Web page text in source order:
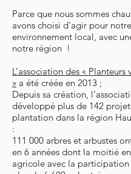
Parce que nous sommes
avons choisi d'agir pour notre
environnement local, avec
notre région !
L’association des « Planteurs
» a été créée en 2013 ;
Depuis sa création,
développé plus de 142
plantation dans la région
:
111 000 arbres et arbustes
en 6 années dont la moitié
agricole avec la